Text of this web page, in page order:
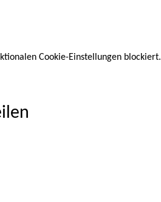
Cookie-Einstellungen blockiert.